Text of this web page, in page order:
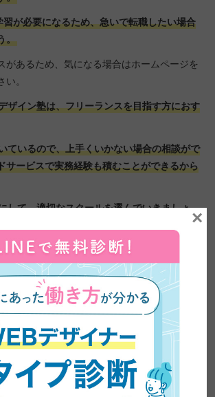
習が必要になるため、急いで転職したい場合
。
があるため、気になる場合はホームページを
。
ザイン塾は、フリーランスを目指す方におす
ているので、上手くいかない場合の相談がで
サービスで実務経験も積むことができるから
して、適切なスクールを選んでいきましょ
ン塾は怪しい？特徴を徹底解説
×